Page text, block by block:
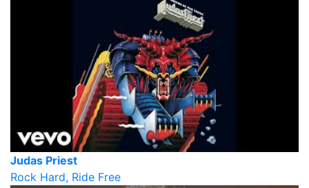
Judas Priest
Rock Hard, Ride Free